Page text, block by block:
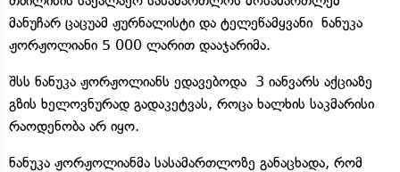
მანუჩარ ცაცუამ ჟურნალისტი და ტელეწამყვანი ნანუკა
ჟორჟოლიანი 5 000 ლარით დააჯარიმა.
შსს ნანუკა ჟორჟოლიანს ედავებოდა 3 იანვარს აქციაზე
გზის ხელოვნურად გადაკეტვას, როცა ხალხის საკმარისი
რაოდენობა არ იყო.
ნანუკა ჟორჟოლიანმა სასამართლოზე განაცხადა, რომ